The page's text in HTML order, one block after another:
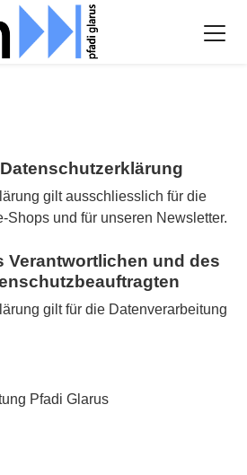
gilt ausschliesslich für die
Shops und für unseren Newsletter.
Verantwortlichen und des
gilt für die Datenverarbeitung
Pfadi Glarus